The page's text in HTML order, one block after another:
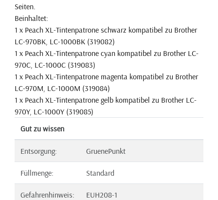
Seiten.
Beinhaltet:
1 x Peach XL-Tintenpatrone schwarz kompatibel zu Brother
LC-970BK, LC-1000BK (319082)
1 x Peach XL-Tintenpatrone cyan kompatibel zu Brother LC-
970C, LC-1000C (319083)
1 x Peach XL-Tintenpatrone magenta kompatibel zu Brother
LC-970M, LC-1000M (319084)
1 x Peach XL-Tintenpatrone gelb kompatibel zu Brother LC-
970Y, LC-1000Y (319085)
Gut zu wissen
Entsorgung: GruenePunkt
Füllmenge: Standard
Gefahrenhinweis: EUH208-1